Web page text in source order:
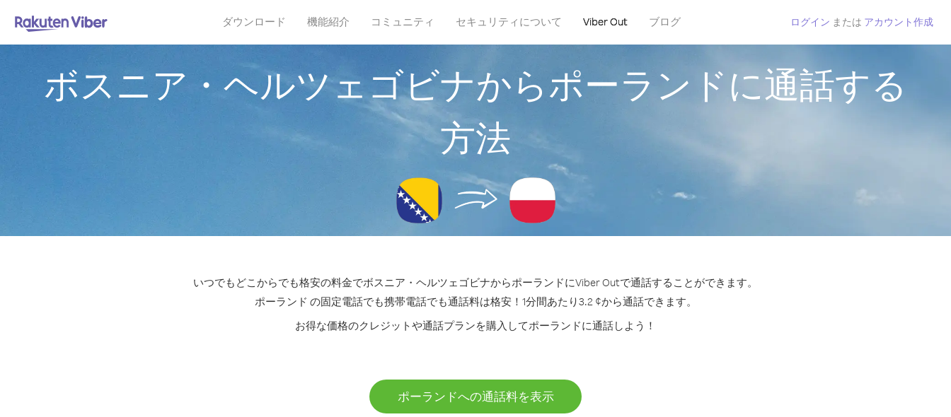
ダウンロード 機能紹介 コミュニティ セキュリティについて Viber Out ブログ ログイン または アカウント作成
ボスニア・ヘルツェゴビナからポーランドに通話する
方法
いつでもどこからでも格安の料金でボスニア・ヘルツェゴビナからポーランドにViber Outで通話することができます。
ポーランド の固定電話でも携帯電話でも通話料は格安！1分間あたり3.2 ¢から通話できます。
お得な価格のクレジットや通話プランを購入してポーランドに通話しよう！
ポーランドへの通話料を表示